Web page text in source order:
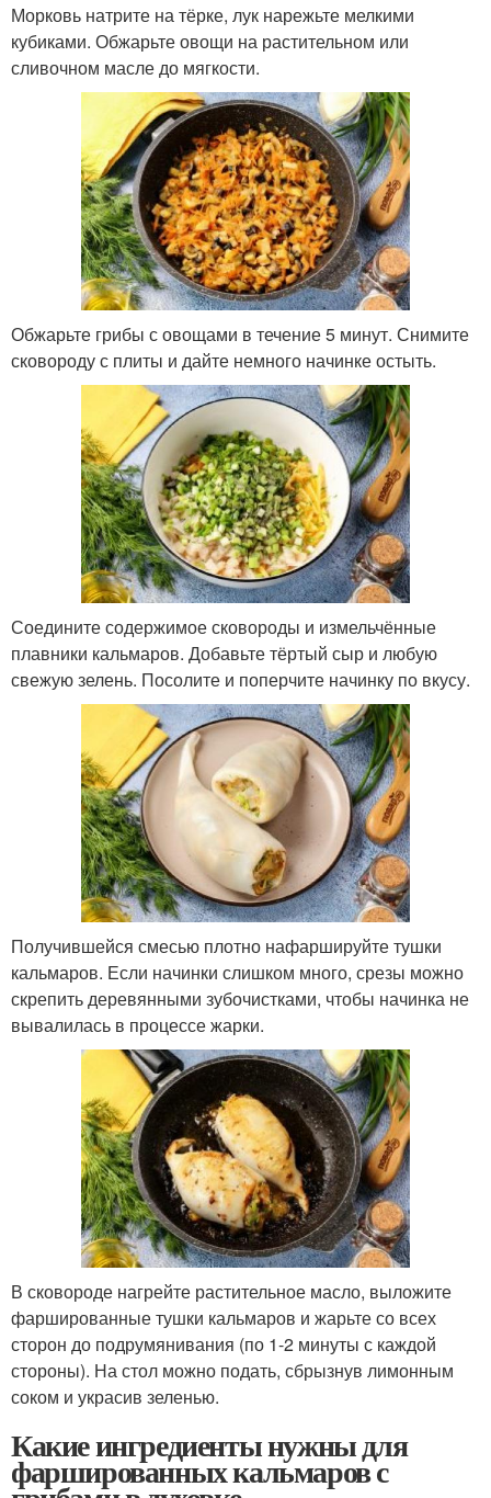
Морковь натрите на тёрке, лук нарежьте мелкими
кубиками. Обжарьте овощи на растительном или
сливочном масле до мягкости.
Обжарьте грибы с овощами в течение 5 минут. Снимите
сковороду с плиты и дайте немного начинке остыть.
Соедините содержимое сковороды и измельчённые
плавники кальмаров. Добавьте тёртый сыр и любую
свежую зелень. Посолите и поперчите начинку по вкусу.
Получившейся смесью плотно нафаршируйте тушки
кальмаров. Если начинки слишком много, срезы можно
скрепить деревянными зубочистками, чтобы начинка не
вывалилась в процессе жарки.
В сковороде нагрейте растительное масло, выложите
фаршированные тушки кальмаров и жарьте со всех
сторон до подрумянивания (по 1-2 минуты с каждой
стороны). На стол можно подать, сбрызнув лимонным
соком и украсив зеленью.
Какие ингредиенты нужны для
фаршированных кальмаров с